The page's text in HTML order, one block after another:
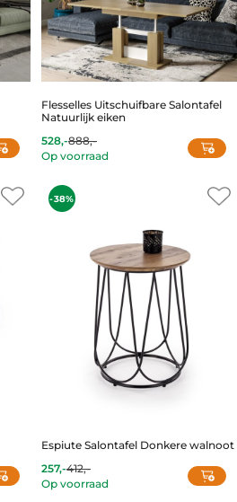
Flesselles Uitschuifbare Salontafel
Natuurlijk eiken
528,-
Current
price
528,-.
888,-
Original
price
888,-.
Op voorraad
-38%
Espiute Salontafel Donkere walnoot
257,-
Current
price
412,-
Original
price
Op voorraad